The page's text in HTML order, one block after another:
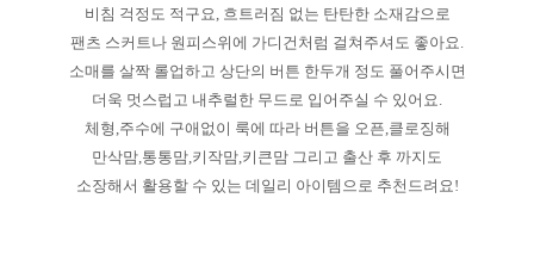
비침 걱정도 적구요, 흐트러짐 없는 탄탄한 소재감으로
팬츠 스커트나 원피스위에 가디건처럼 걸쳐주셔도 좋아요.
소매를 살짝 롤업하고 상단의 버튼 한두개 정도 풀어주시면
더욱 멋스럽고 내추럴한 무드로 입어주실 수 있어요.
체형,주수에 구애없이 룩에 따라 버튼을 오픈,클로징해
만삭맘,통통맘,키작맘,키큰맘 그리고 출산 후 까지도
소장해서 활용할 수 있는 데일리 아이템으로 추천드려요!